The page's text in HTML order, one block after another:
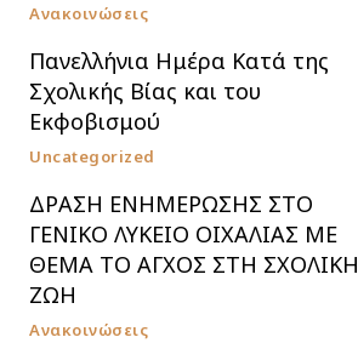
Ανακοινώσεις
Πανελλήνια Ημέρα Κατά της
Σχολικής Βίας και του
Εκφοβισμού
Uncategorized
ΔΡΑΣΗ ΕΝΗΜΕΡΩΣΗΣ ΣΤΟ
ΓΕΝΙΚΟ ΛΥΚΕΙΟ ΟΙΧΑΛΙΑΣ ΜΕ
ΘΕΜΑ ΤΟ ΑΓΧΟΣ ΣΤΗ ΣΧΟΛΙΚΗ
ΖΩΗ
Ανακοινώσεις